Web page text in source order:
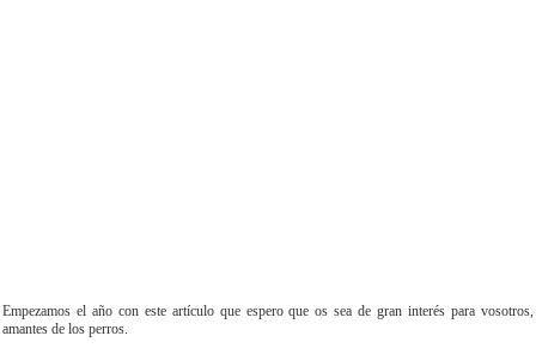
Empezamos el año con este artículo que espero que os sea de gran interés para vosotros,
amantes de los perros.